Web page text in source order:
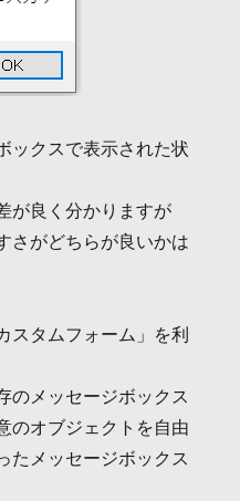
ックスで表示された状
が良く分かりますが
さがどちらが良いかは
スタムフォーム」を利
のメッセージボックス
のオブジェクトを自由
たメッセージボックス